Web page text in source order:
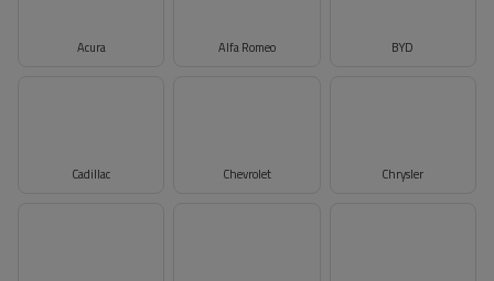
Acura Alfa Romeo BYD
Cadillac Chevrolet Chrysler